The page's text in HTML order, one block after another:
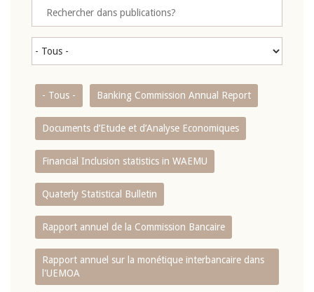
- Tous - Banking Commission Annual Report
Documents d’Etude et d’Analyse Economiques
Financial Inclusion statistics in WAEMU
Quaterly Statistical Bulletin
Rapport annuel de la Commission Bancaire
Rapport annuel sur la monétique interbancaire dans
l'UEMOA